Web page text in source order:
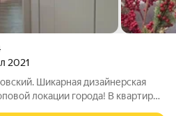
2021
Шикарная дизайнерская
локации города! В квартире